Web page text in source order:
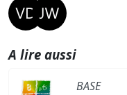
A lire aussi
BASE